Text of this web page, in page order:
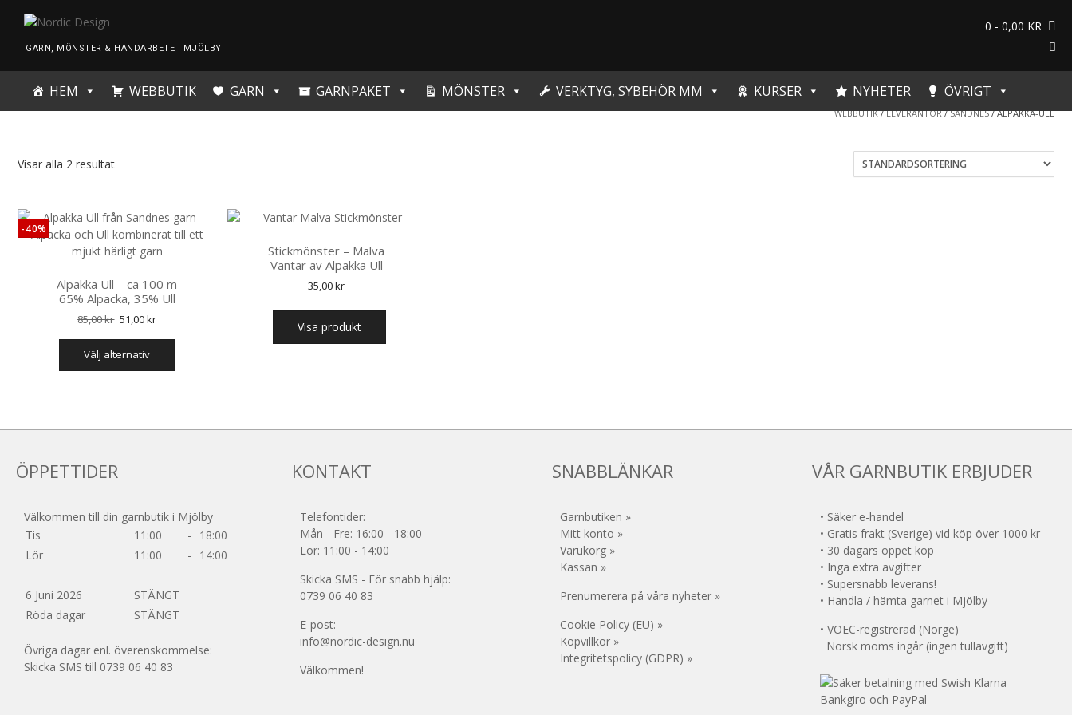
contentGARN, MÖNSTER & HANDARBETE I MJÖLBY
0 - 0,00 KR
HEM WEBBUTIK GARN GARNPAKET MÖNSTER VERKTYG, SYBEHÖR MM KURSER NYHETER ÖVRIGT
WEBBUTIK/LEVERANTÖR/SANDNES/ ALPAKKA-ULL
Visar alla 2 resultat
-40%
Alpakka Ull – ca 100 m
65% Alpacka, 35% Ull
85,00kr Det
var:
85,00 kr.
51,00krDet
51,00 kr.
välj alternativ
Den
produkten
kan
på
produktsidan
Stickmönster – Malva
Vantar av Alpakka Ull
35,00kr
Visa produkt
ÖPPETTIDER
Välkommen till din garnbutik i Mjölby
Tis
11:00 -
18:00
Lör
11:00 - 14:00
6 Juni 2026
STÄNGT
Röda dagar
STÄNGT
Övriga dagar enl. överenskommelse:
Skicka SMS till 0739 06 40 83
KONTAKT
Telefontider:
Mån - Fre: 16:00 - 18:00
Lör: 11:00 - 14:00
Skicka SMS - För snabb hjälp:
0739 06 40 83
E-post:
info@nordic-design.nu
Välkommen!
SNABBLÄNKAR
Garnbutiken »
Mitt konto »
Varukorg »
Kassan »
Prenumerera på våra nyheter »
Cookie Policy (EU) »
Köpvillkor »
Integritetspolicy (GDPR) »
VÅR GARNBUTIK ERBJUDER
• Säker e-handel
• Gratis frakt (Sverige) vid köp över 1000 kr
• 30 dagars öppet köp
• Inga extra avgifter
• Supersnabb leverans!
• Handla / hämta garnet i Mjölby
• VOEC-registrerad (Norge)
Norsk moms ingår (ingen tullavgift)